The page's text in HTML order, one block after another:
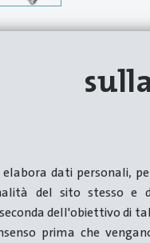
dati personali,
del sito stesso e
dell'obiettivo di
prima che